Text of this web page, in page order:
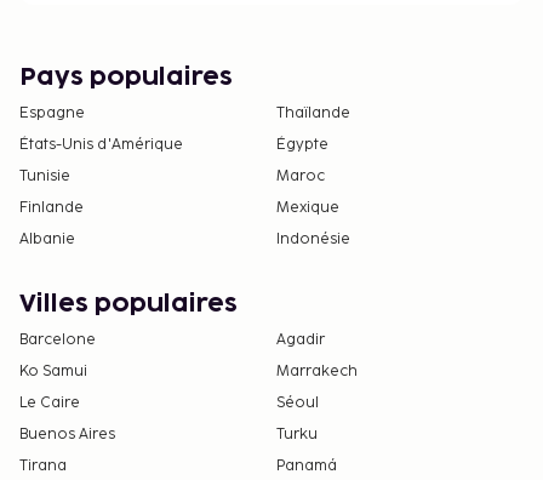
Pays populaires
Espagne
Thaïlande
États-Unis d'Amérique
Égypte
Tunisie
Maroc
Finlande
Mexique
Albanie
Indonésie
Villes populaires
Barcelone
Agadir
Ko Samui
Marrakech
Le Caire
Séoul
Buenos Aires
Turku
Tirana
Panamá